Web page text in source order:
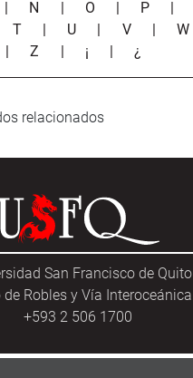
| N | O | P |
T | U | V |W
|Z | ¡ |¿
relacionados
San Francisco de Quito
de Robles y Vía Interoceánica
+593 2 506 1700